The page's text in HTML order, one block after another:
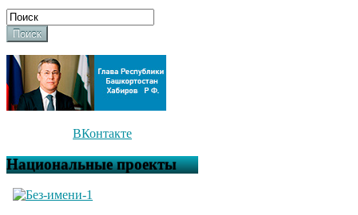
Поиск
ВКонтакте
Национальные проекты